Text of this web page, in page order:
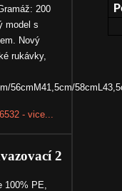
200
model s
Nový
rukávky,
56cmM41,5cm/
- vice...
2
PE,